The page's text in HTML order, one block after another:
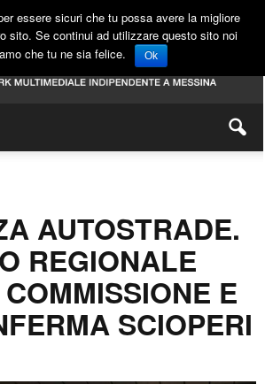
AUTOSTRADE.
REGIONALE
E
SCIOPERI
essere sicuri che tu possa avere la migliore
sito. Se continui ad utilizzare questo sito noi
che tu ne sia felice.
Ok